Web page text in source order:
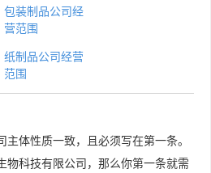
包装制品公司经
营范围
纸制品公司经营
范围
体性质一致，且必须写在第一条。
物科技有限公司，那么你第一条就需